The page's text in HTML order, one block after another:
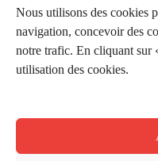
Nous utilisons des cookies
navigation, concevoir des
notre trafic. En cliquant sur
utilisation des cookies.
Réductions de la Carte Côté
Application